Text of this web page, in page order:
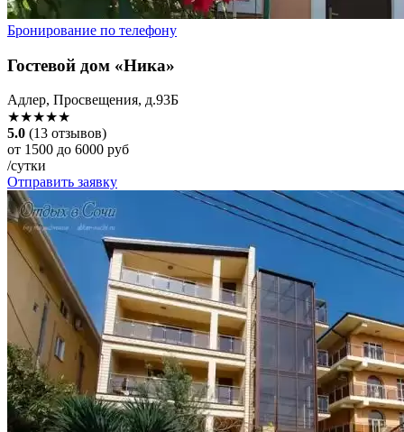
Бронирование по телефону
Гостевой дом «Ника»
Адлер, Просвещения, д.93Б
★★★★★
5.0 (13 отзывов)
от 1500 до 6000 руб
/сутки
Отправить заявку